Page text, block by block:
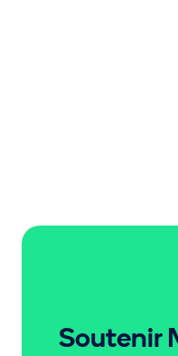
Soutenir